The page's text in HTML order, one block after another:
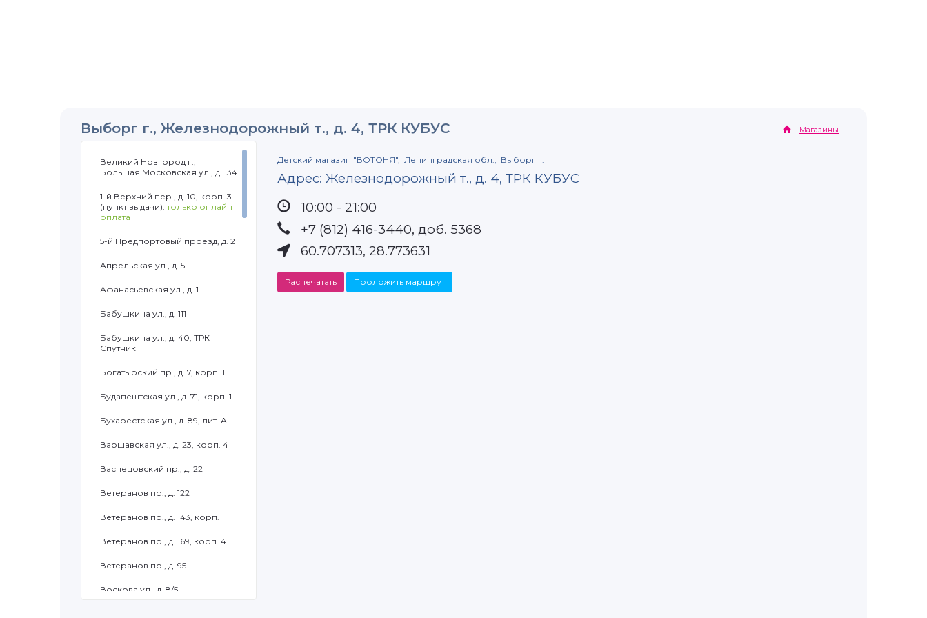
Выборг г., Железнодорожный т., д. 4, ТРК КУБУС Магазины
Великий Новгород г.,
Большая Московская ул., д. 134
1-й Верхний пер., д. 10, корп. 3
(пункт выдачи).только онлайн
оплата
5-й Предпортовый проезд, д. 2
Апрельская ул., д. 5
Афанасьевская ул., д. 1
Бабушкина ул., д. 111
Бабушкина ул., д. 40, ТРК
Спутник
Богатырский пр., д. 7, корп. 1
Будапештская ул., д. 71, корп. 1
Бухарестская ул., д. 89, лит. А
Варшавская ул., д. 23, корп. 4
Васнецовский пр., д. 22
Ветеранов пр., д. 122
Ветеранов пр., д. 143, корп. 1
Ветеранов пр., д. 169, корп. 4
Ветеранов пр., д. 95
Воскова ул., д. 8/5
Детский магазин "ВОТОНЯ", Ленинградская обл., Выборг г.
Адрес: Железнодорожный т., д. 4, ТРК КУБУС
10:00 - 21:00
+7 (812) 416-3440, доб. 5368
60.707313, 28.773631
Распечатать Проложить маршрут